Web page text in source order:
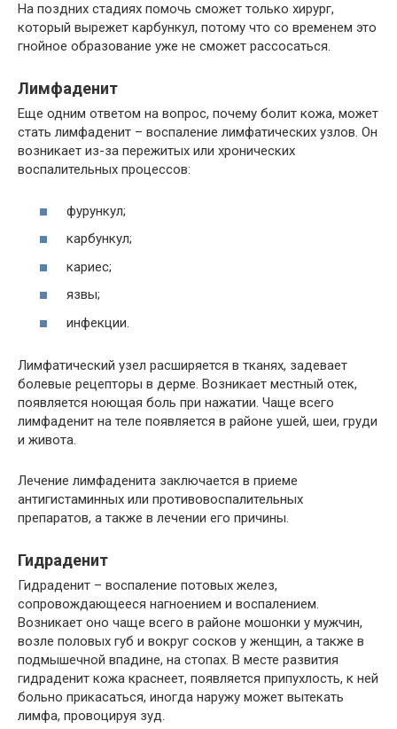
На поздних стадиях помочь сможет только хирург,
который вырежет карбункул, потому что со временем это
гнойное образование уже не сможет рассосаться.
Лимфаденит
Еще одним ответом на вопрос, почему болит кожа, может
стать лимфаденит – воспаление лимфатических узлов. Он
возникает из-за пережитых или хронических
воспалительных процессов:
фурункул;
карбункул;
кариес;
язвы;
инфекции.
Лимфатический узел расширяется в тканях, задевает
болевые рецепторы в дерме. Возникает местный отек,
появляется ноющая боль при нажатии. Чаще всего
лимфаденит на теле появляется в районе ушей, шеи, груди
и живота.
Лечение лимфаденита заключается в приеме
антигистаминных или противовоспалительных
препаратов, а также в лечении его причины.
Гидраденит
Гидраденит – воспаление потовых желез,
сопровождающееся нагноением и воспалением.
Возникает оно чаще всего в районе мошонки у мужчин,
возле половых губ и вокруг сосков у женщин, а также в
подмышечной впадине, на стопах. В месте развития
гидраденит кожа краснеет, появляется припухлость, к ней
больно прикасаться, иногда наружу может вытекать
лимфа, провоцируя зуд.